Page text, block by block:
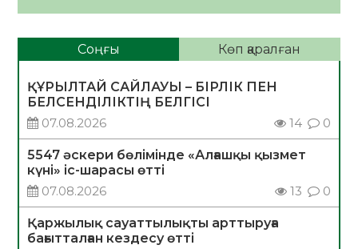
Соңғы Көп қаралған
ҚҰРЫЛТАЙ САЙЛАУЫ – БІРЛІК ПЕН
БЕЛСЕНДІЛІКТІҢ БЕЛГІСІ
07.08.2026
14 0
5547 әскери бөлімінде «Алғашқы қызмет
күні» іс-шарасы өтті
07.08.2026
13 0
Қаржылық сауаттылықты арттыруға
бағытталған кездесу өтті